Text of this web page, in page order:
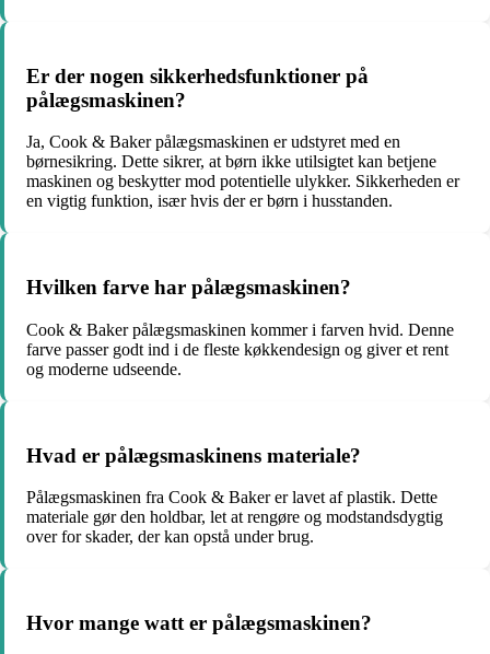
Er der nogen sikkerhedsfunktioner på
pålægsmaskinen?
Ja, Cook & Baker pålægsmaskinen er udstyret med en
børnesikring. Dette sikrer, at børn ikke utilsigtet kan betjene
maskinen og beskytter mod potentielle ulykker. Sikkerheden er
en vigtig funktion, især hvis der er børn i husstanden.
Hvilken farve har pålægsmaskinen?
Cook & Baker pålægsmaskinen kommer i farven hvid. Denne
farve passer godt ind i de fleste køkkendesign og giver et rent
og moderne udseende.
Hvad er pålægsmaskinens materiale?
Pålægsmaskinen fra Cook & Baker er lavet af plastik. Dette
materiale gør den holdbar, let at rengøre og modstandsdygtig
over for skader, der kan opstå under brug.
Hvor mange watt er pålægsmaskinen?